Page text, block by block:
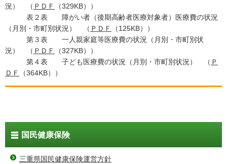
況） （ ＰＤＦ
（329KB））
表２表 障がい者（後期高齢者医療対象者）医療費の状況
（月別・市町別状況） （ ＰＤＦ
（125KB））
第３表 一人親家庭等医療費の状況（月別・市町別状
況） （ ＰＤＦ
（327KB））
第４表 子ども医療費の状況（月別・市町別状況） （ Ｐ
ＤＦ
（364KB））
国民健康保険
三重県国民健康保険運営方針